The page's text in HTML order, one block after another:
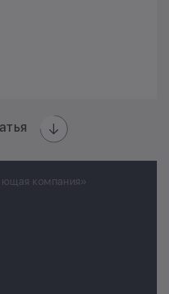
компания»